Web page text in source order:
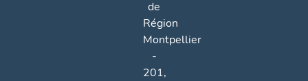
de
Région
Montpellier
-
201,